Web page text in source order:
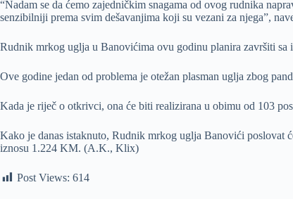
“Nadam se da ćemo zajedničkim snagama od ovog rudnika
senzibilniji prema svim dešavanjima koji su vezani za njega”,
Rudnik mrkog uglja u Banovićima ovu godinu planira završiti sa
Ove godine jedan od problema je otežan plasman uglja zbog
Kada je riječ o otkrivci, ona će biti realizirana u obimu od 103
Kako je danas istaknuto, Rudnik mrkog uglja Banovići poslovat
iznosu 1.224 KM. (A.K., Klix)
Post Views: 614